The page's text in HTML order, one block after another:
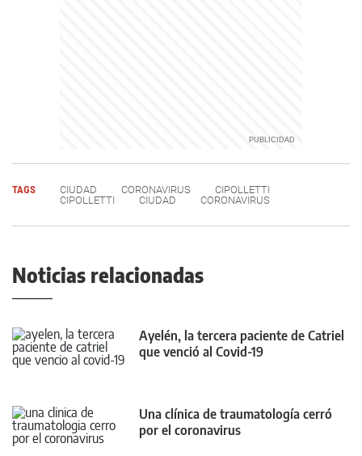
TAGS CIUDAD CORONAVIRUS
CIPOLLETTI
CIPOLLETTI
CIUDAD CORONAVIRUS
Noticias relacionadas
Ayelén, la tercera paciente de Catriel
que venció al Covid-19
Una clínica de traumatología cerró
por el coronavirus